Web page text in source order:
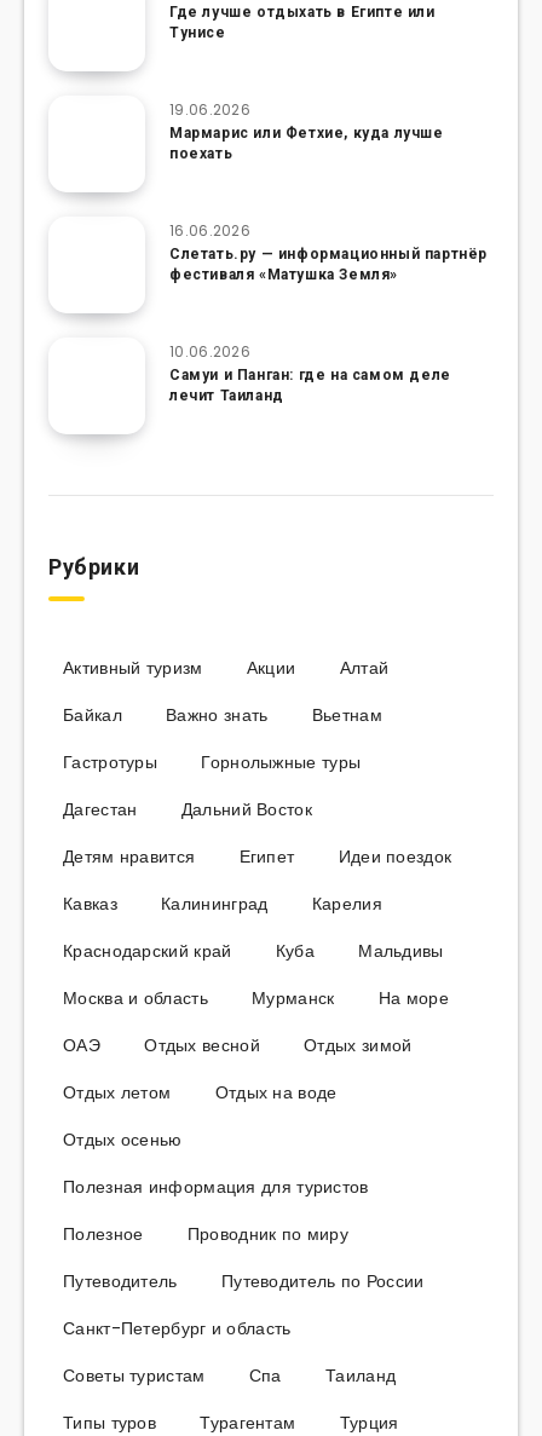
Где лучше отдыхать в Египте или
Тунисе
19.06.2026
Мармарис или Фетхие, куда лучше
поехать
16.06.2026
Слетать.ру — информационный партнёр
фестиваля «Матушка Земля»
10.06.2026
Самуи и Панган: где на самом деле
лечит Таиланд
Рубрики
Активный туризм Акции
Алтай
Байкал
Важно знать
Вьетнам
Гастротуры
Горнолыжные туры
Дагестан
Дальний Восток
Детям нравится
Египет
Идеи поездок
Кавказ
Калининград
Карелия
Краснодарский край
Куба
Мальдивы
Москва и область
Мурманск
На море
ОАЭ
Отдых весной
Отдых зимой
Отдых летом
Отдых на воде
Отдых осенью
Полезная информация для туристов
Полезное
Проводник по миру
Путеводитель
Путеводитель по России
Санкт-Петербург и область
Советы туристам
Спа
Таиланд
Типы туров
Турагентам Турция